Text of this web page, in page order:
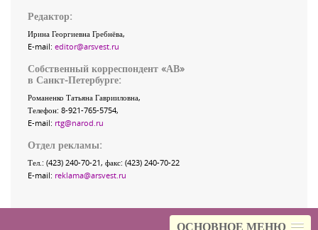
ОСНОВНОЕ МЕНЮ
Редактор:
Ирина Георгиевна Гребнёва,
E-mail: editor@arsvest.ru
Собственный корреспондент «АВ»
в Санкт-Петербурге:
Романенко Татьяна Гаврииловна,
Телефон: 8-921-765-5754,
E-mail: rtg@narod.ru
Отдел рекламы:
Тел.: (423) 240-70-21, факс: (423) 240-70-22
E-mail: reklama@arsvest.ru